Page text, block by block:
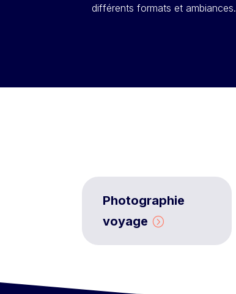
différents formats et ambiances.
Photographie
voyage